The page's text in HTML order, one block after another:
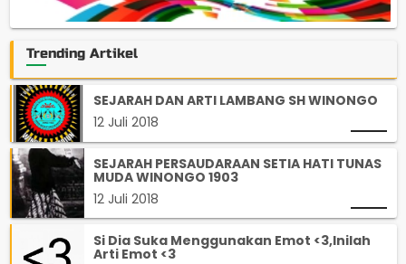
Trending Artikel
SEJARAH DAN ARTI LAMBANG SH WINONGO
12 Juli 2018
SEJARAH PERSAUDARAAN SETIA HATI TUNAS
MUDA WINONGO 1903
12 Juli 2018
Si Dia Suka Menggunakan Emot <3,Inilah
Arti Emot <3